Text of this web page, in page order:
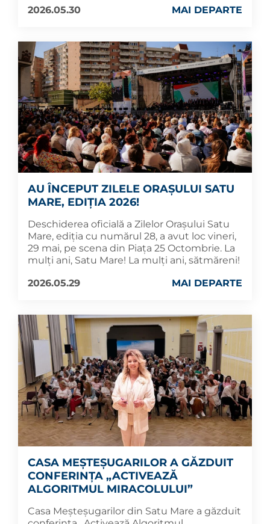
2026.05.30
MAI DEPARTE
AU ÎNCEPUT ZILELE ORAȘULUI SATU
MARE, EDIȚIA 2026!
Deschiderea oficială a Zilelor Orașului Satu
Mare, ediția cu numărul 28, a avut loc vineri,
29 mai, pe scena din Piața 25 Octombrie. La
mulți ani, Satu Mare! La mulți ani, sătmăreni!
2026.05.29
MAI DEPARTE
CASA MEȘTEȘUGARILOR A GĂZDUIT
CONFERINȚA „ACTIVEAZĂ
ALGORITMUL MIRACOLULUI”
Casa Meșteșugarilor din Satu Mare a găzduit